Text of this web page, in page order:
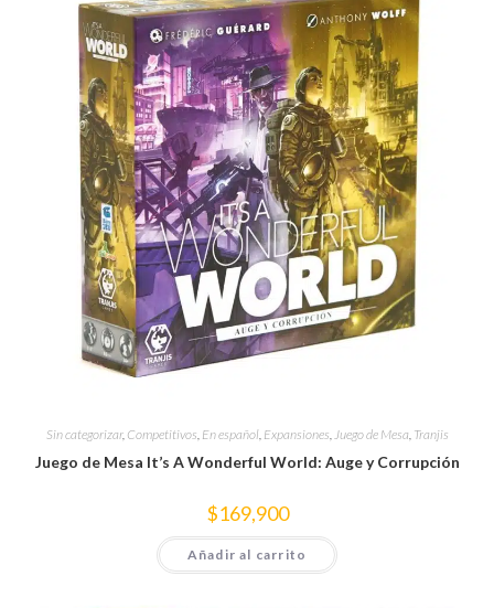
Sin categorizar, Competitivos En español, Expansiones Juego de Mesa Tranjis
Juego de Mesa It’s A Wonderful World: Auge y Corrupción
$169,900
Añadir al carrito